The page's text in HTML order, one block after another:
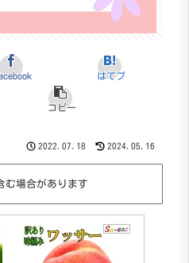
はてブ
コピー
2022.07.18 2024.05.16
む場合があります